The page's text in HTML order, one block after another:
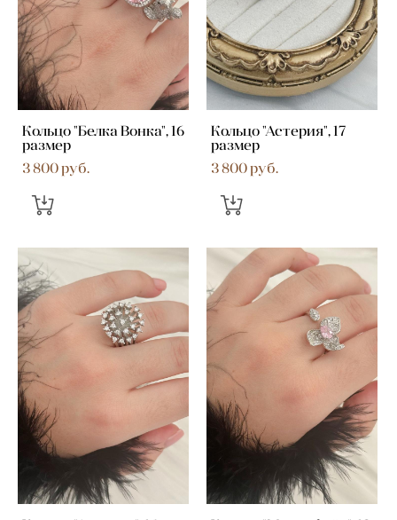
Кольцо "Белка Вонка", 16
размер
3 800 pуб.
Кольцо "Астерия", 17
размер
3 800 pуб.